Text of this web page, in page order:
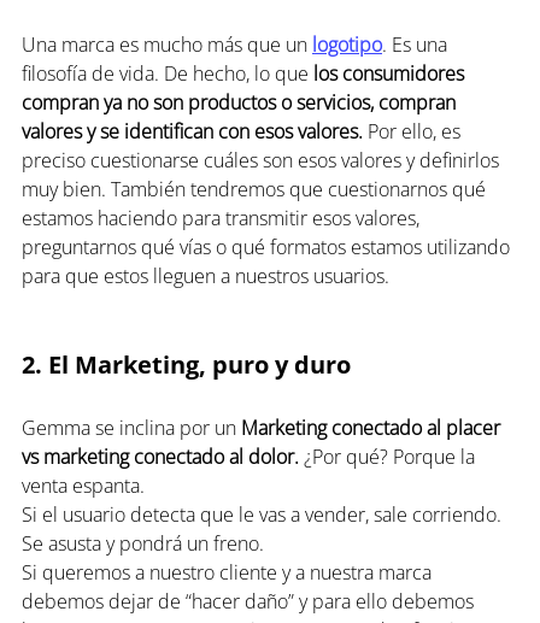
Una marca es mucho más que un logotipo. Es una
filosofía de vida. De hecho, lo que los consumidores
compran ya no son productos o servicios, compran
valores y se identifican con esos valores. Por ello, es
preciso cuestionarse cuáles son esos valores y definirlos
muy bien. También tendremos que cuestionarnos qué
estamos haciendo para transmitir esos valores,
preguntarnos qué vías o qué formatos estamos utilizando
para que estos lleguen a nuestros usuarios.
2. El Marketing, puro y duro
Gemma se inclina por un Marketing conectado al placer
vs marketing conectado al dolor. ¿Por qué? Porque la
venta espanta.
Si el usuario detecta que le vas a vender, sale corriendo.
Se asusta y pondrá un freno.
Si queremos a nuestro cliente y a nuestra marca
debemos dejar de “hacer daño” y para ello debemos